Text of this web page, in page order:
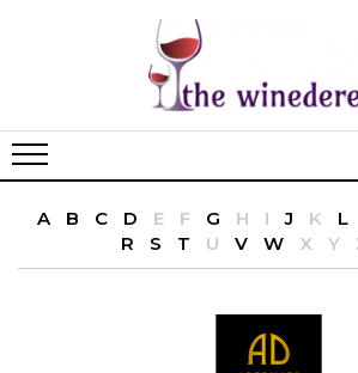
A B C D E F G H I J K L
R
S T U V W X Y